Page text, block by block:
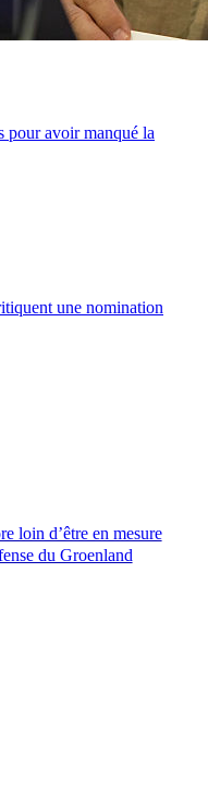
pour avoir manqué la
une nomination
loin d’être en mesure
du Groenland